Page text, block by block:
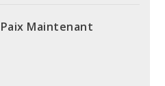
Paix Maintenant